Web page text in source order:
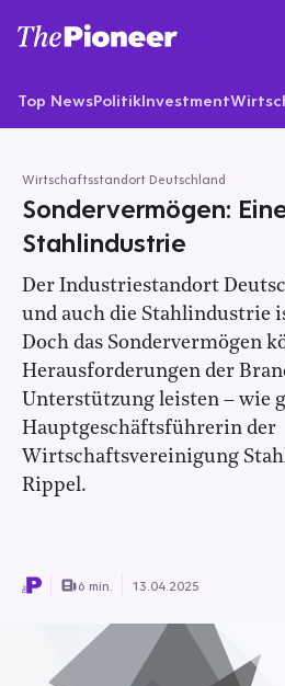
Top NewsPolitikInvestment
Wirtschaftsstandort Deutschland
Sondervermögen:
Stahlindustrie
Der Industriestandort
und auch die Stahlindustrie
Doch das Sondervermögen
Herausforderungen der
Unterstützung leisten – wie
Hauptgeschäftsführerin der
Wirtschaftsvereinigung
Rippel.
6 min. 13.04.2025